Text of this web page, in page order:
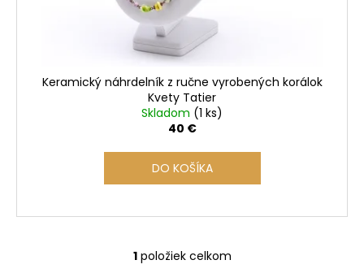
Keramický náhrdelník z ručne vyrobených korálok
Kvety Tatier
Skladom (1 ks)
40 €
DO KOŠÍKA
O
1položiek celkom